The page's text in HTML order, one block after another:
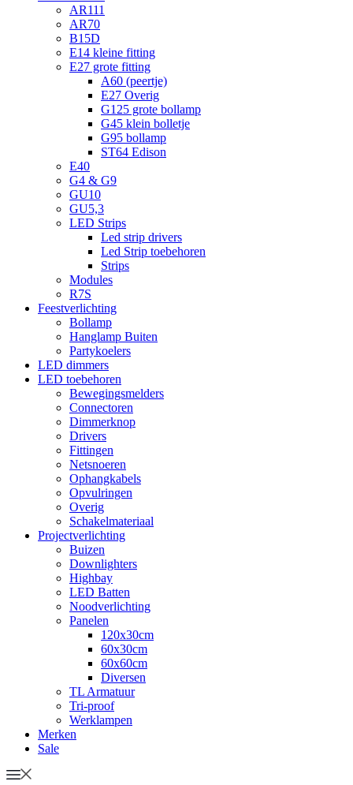
AR111
AR70
B15D
E14 kleine fitting
E27 grote fitting
A60 (peertje)
E27 Overig
G125 grote bollamp
G45 klein bolletje
G95 bollamp
ST64 Edison
E40
G4 & G9
GU10
GU5,3
LED Strips
Led strip drivers
Led Strip toebehoren
Strips
Modules
R7S
Feestverlichting
Bollamp
Hanglamp Buiten
Partykoelers
LED dimmers
LED toebehoren
Bewegingsmelders
Connectoren
Dimmerknop
Drivers
Fittingen
Netsnoeren
Ophangkabels
Opvulringen
Overig
Schakelmateriaal
Projectverlichting
Buizen
Downlighters
Highbay
LED Batten
Noodverlichting
Panelen
120x30cm
60x30cm
60x60cm
Diversen
TL Armatuur
Tri-proof
Werklampen
Merken
Sale